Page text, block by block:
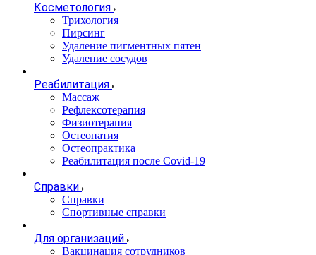
Косметология
Трихология
Пирсинг
Удаление пигментных пятен
Удаление сосудов
Реабилитация
Массаж
Рефлексотерапия
Физиотерапия
Остеопатия
Остеопрактика
Реабилитация после Covid-19
Справки
Справки
Спортивные справки
Для организаций
Вакцинация сотрудников